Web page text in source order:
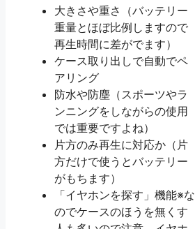
大きさや重さ（バッテリー
重量とほぼ比例しますので
再生時間に差がでます）
ケース取り出しで自動でペ
アリング
防水や防塵（スポーツやラ
ンニングをしながらの使用
では重要ですよね）
片方のみ再生に対応か（片
方だけで使うとバッテリー
がもちます）
「イヤホンを探す」機能※な
のでケースのほうを無くす